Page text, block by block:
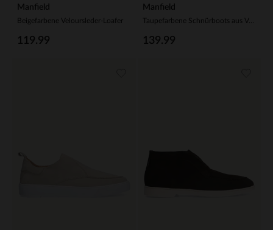
Manfield
Beigefarbene Veloursleder-Loafer
119.99
Manfield
Taupefarbene Schnürboots aus Veloursleder
139.99